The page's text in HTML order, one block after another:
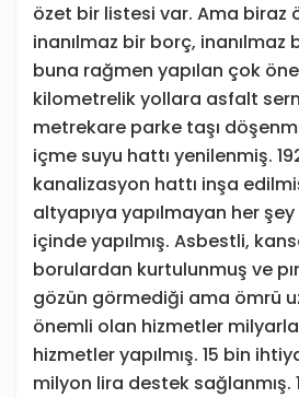
özet bir listesi var. Ama biraz
inanılmaz bir borç, inanılmaz
buna rağmen yapılan çok
kilometrelik yollara asfalt
metrekare parke taşı
içme suyu hattı yenilenmiş.
kanalizasyon hattı inşa
altyapıya yapılmayan her
içinde yapılmış. Asbestli,
borulardan kurtulunmuş ve
gözün görmediği ama ömrü
önemli olan hizmetler
hizmetler yapılmış. 15 bin
milyon lira destek sağlanmış.